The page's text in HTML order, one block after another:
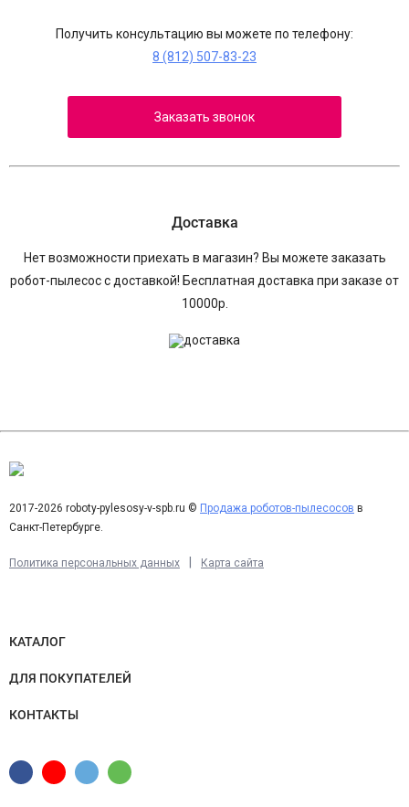
Получить консультацию вы можете по телефону:
8 (812) 507-83-23
Заказать звонок
Доставка
Нет возможности приехать в магазин? Вы можете заказать
робот-пылесос с доставкой! Бесплатная доставка при заказе от
10000р.
2017-2026 roboty-pylesosy-v-spb.ru © Продажа роботов-пылесосов в
Санкт-Петербурге.
Политика персональных данных Карта сайта
КАТАЛОГ
ДЛЯ ПОКУПАТЕЛЕЙ
КОНТАКТЫ